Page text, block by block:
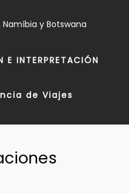
y Botswana
E INTERPRETACIÓN
de Viajes